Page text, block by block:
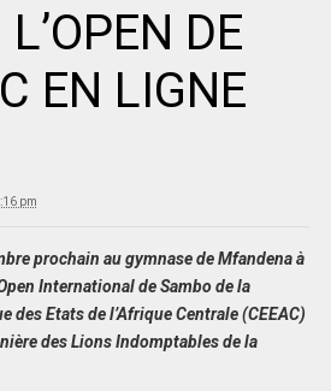
DE
EN LIGNE
pm
prochain au gymnase de Mfandena à
International de Sambo de la
des Etats de l’Afrique Centrale (CEEAC)
des Lions Indomptables de la